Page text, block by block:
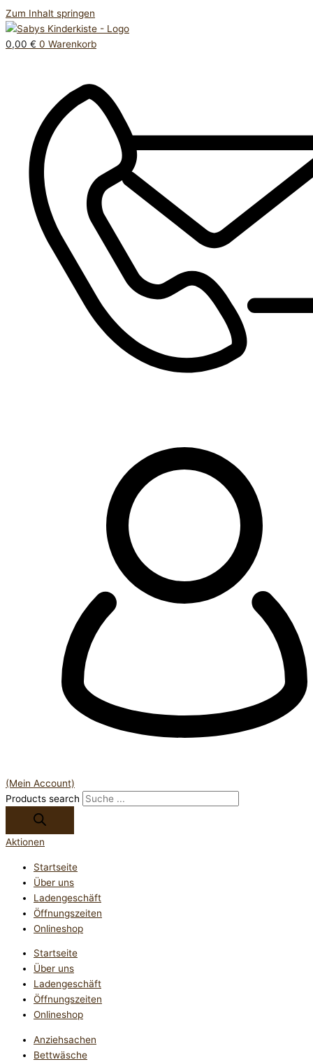
Zum Inhalt springen
0,00 € 0 Warenkorb
(Mein Account)
Products search
Aktionen
Startseite
Über uns
Ladengeschäft
Öffnungszeiten
Onlineshop
Startseite
Über uns
Ladengeschäft
Öffnungszeiten
Onlineshop
Anziehsachen
Bettwäsche